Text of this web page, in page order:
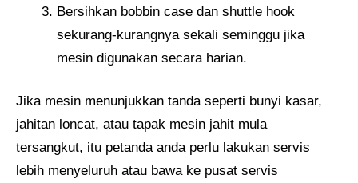
Bersihkan bobbin case dan shuttle hook
sekurang-kurangnya sekali seminggu jika
mesin digunakan secara harian.
Jika mesin menunjukkan tanda seperti bunyi kasar,
jahitan loncat, atau tapak mesin jahit mula
tersangkut, itu petanda anda perlu lakukan servis
lebih menyeluruh atau bawa ke pusat servis